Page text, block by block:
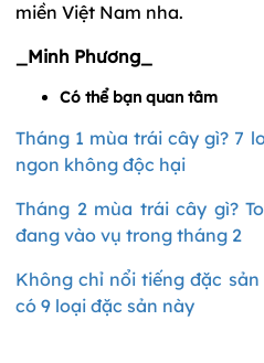
miền Việt Nam nha.
_Minh Phương_
Có thể bạn quan tâm
Tháng 1 mùa trái cây gì? 7
ngon không độc hại
Tháng 2 mùa trái cây gì?
đang vào vụ trong tháng 2
Không chỉ nổi tiếng đặc
có 9 loại đặc sản này